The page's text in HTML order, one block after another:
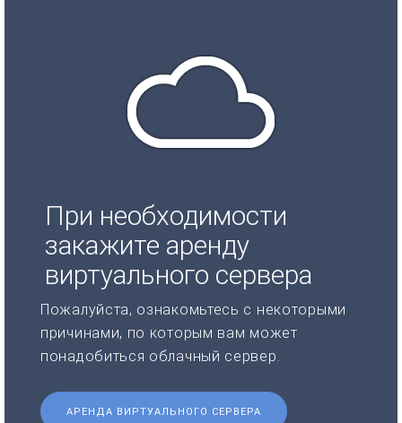
При необходимости
закажите аренду
виртуального сервера
Пожалуйста, ознакомьтесь с некоторыми
причинами, по которым вам может
понадобиться облачный сервер.
АРЕНДА ВИРТУАЛЬНОГО СЕРВЕРА